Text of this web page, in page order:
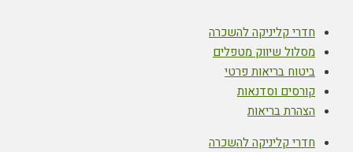
חדרי קליניקה להשכרה
מסלול שיווק מטפלים
ביטוח בריאות פרטי
קורסים וסדנאות
הצהרת בריאות
חדרי קליניקה להשכרה